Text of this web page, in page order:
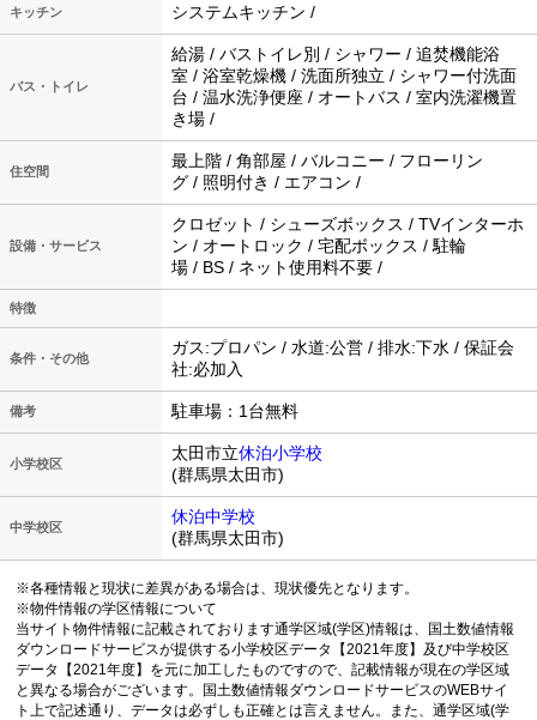
キッチン システムキッチン /
バス・トイレ
給湯 / バストイレ別 / シャワー / 追焚機能浴
室 / 浴室乾燥機 / 洗面所独立 / シャワー付洗面
台 / 温水洗浄便座 / オートバス / 室内洗濯機置
き場 /
住空間
最上階 / 角部屋 / バルコニー / フローリン
グ / 照明付き / エアコン /
設備・サービス
クロゼット / シューズボックス / TVインターホ
ン / オートロック / 宅配ボックス / 駐輪
場 / BS / ネット使用料不要 /
特徴
条件・その他
ガス:プロパン / 水道:公営 / 排水:下水 / 保証会
社:必加入
備考 駐車場：1台無料
小学校区
太田市立休泊小学校
(群馬県太田市)
中学校区
休泊中学校
(群馬県太田市)
※各種情報と現状に差異がある場合は、現状優先となります。
※物件情報の学区情報について
当サイト物件情報に記載されております通学区域(学区)情報は、国土数値情報
ダウンロードサービスが提供する小学校区データ【2021年度】及び中学校区
データ【2021年度】を元に加工したものですので、記載情報が現在の学区域
と異なる場合がございます。国土数値情報ダウンロードサービスのWEBサイ
ト上で記述通り、データは必ずしも正確とは言えません。また、通学区域(学